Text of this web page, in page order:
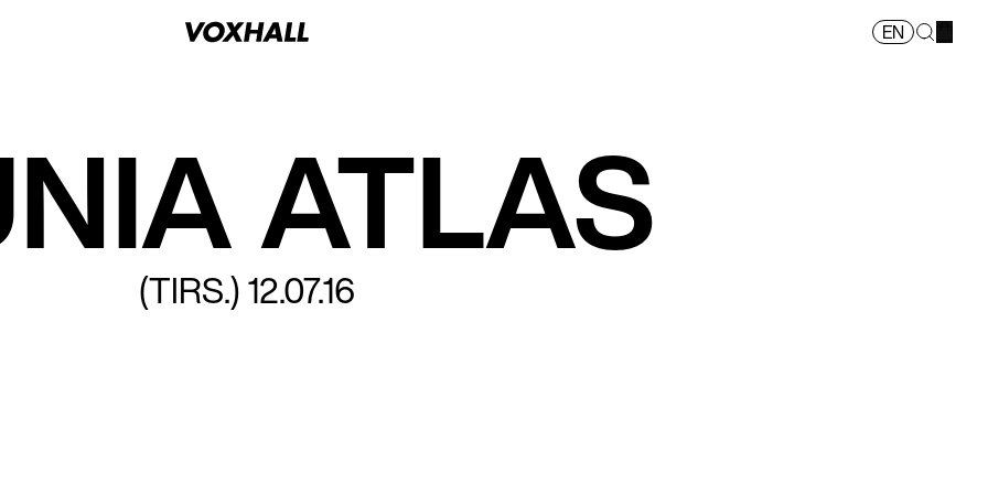
EN
ATLAS
(TIRS.)12.07.16